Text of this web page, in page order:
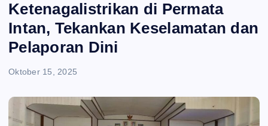
Ketenagalistrikan di Permata
Intan, Tekankan Keselamatan dan
Pelaporan Dini
Oktober 15, 2025